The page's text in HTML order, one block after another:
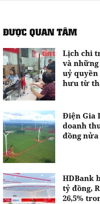
ĐƯỢC QUAN TÂM
Lịch chi
và
uỷ
hưu từ
Điện Gia
doanh
đồng
HDBank
tỷ đồng,
26,5%